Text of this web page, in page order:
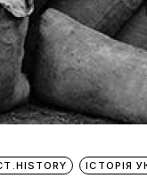
ІСТОРІЯ